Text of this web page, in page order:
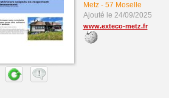
Metz- 57 Moselle
Ajouté le 24/09/2025
www.exteco-metz.fr